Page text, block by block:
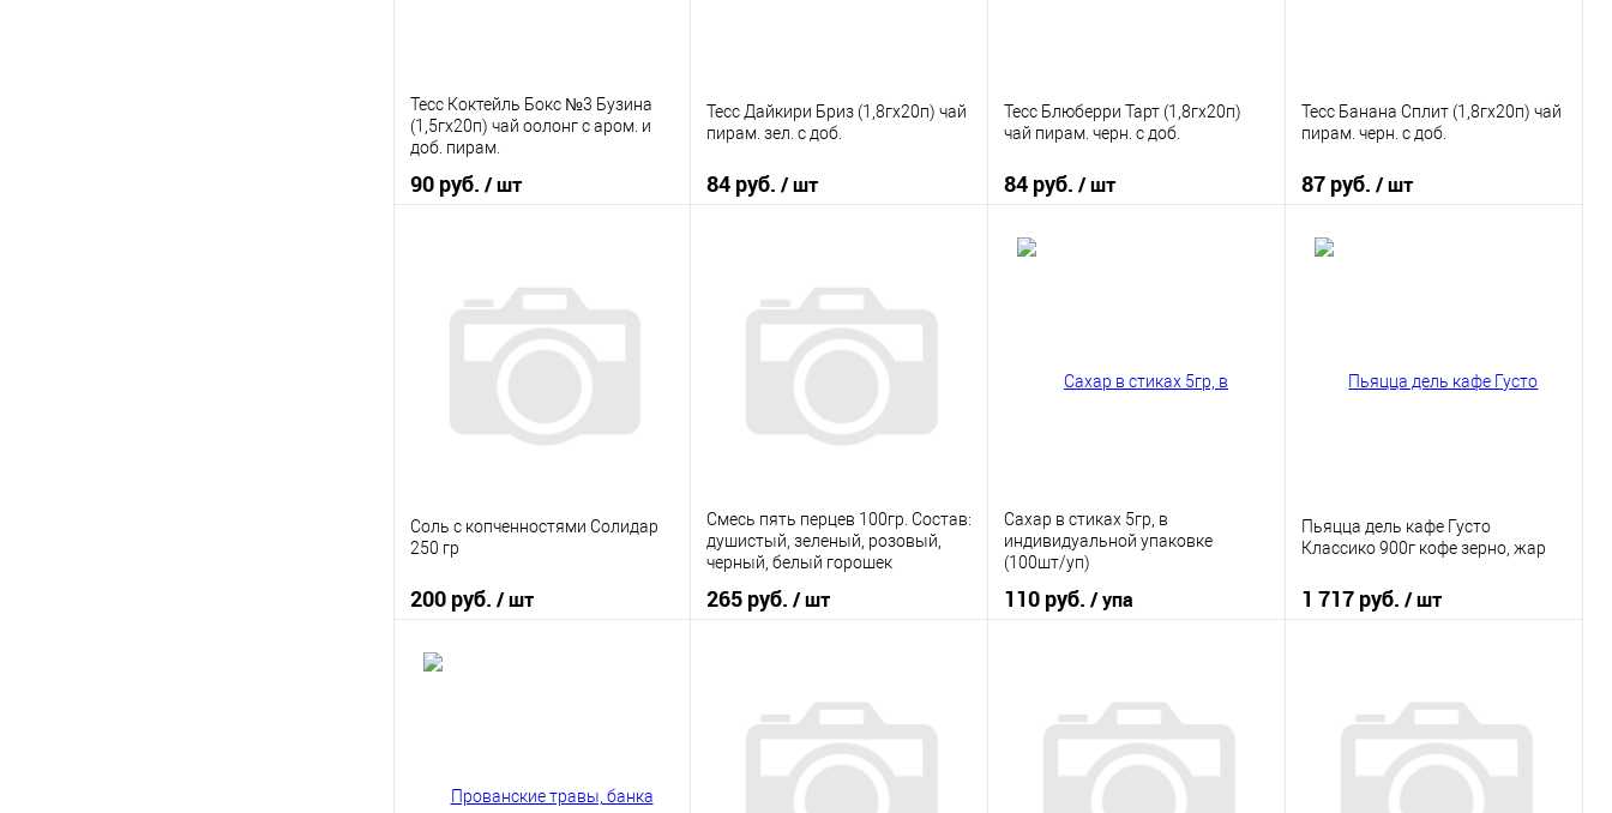
Тесс Коктейль Бокс №3 Бузина
(1,5гх20п) чай оолонг с аром. и
доб. пирам.
90 руб. / шт
Купить в 1 клик
К сравнению
В избранное
В наличии
Тесс Дайкири Бриз (1,8гх20п) чай
пирам. зел. с доб.
84 руб. / шт
Купить в 1 клик
К сравнению
В избранное
В наличии
Тесс Блюберри Тарт (1,8гх20п)
чай пирам. черн. с доб.
84 руб. / шт
Тесс Банана Сплит (1,8гх20п) чай
пирам. черн. с доб.
87 руб. / шт
Соль с копченностями Солидар
250 гр
200 руб. / шт
Смесь пять перцев 100гр. Состав:
душистый, зеленый, розовый,
черный, белый горошек
265 руб. / шт
Купить в 1 клик
К сравнению
В избранное
В наличии
Сахар в стиках 5гр, в
индивидуальной упаковке
(100шт/уп)
110 руб. / упа
Купить в 1 клик
К сравнению
В избранное
В наличии
Пьяцца дель кафе Густо
Классико 900г кофе зерно, жар
1 717 руб. / шт
Купить в 1 клик
К сравнению
В избранное
В наличии